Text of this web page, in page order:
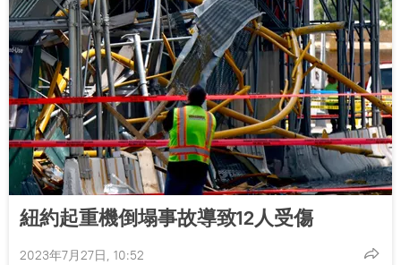
紐約起重機倒塌事故導致12人受傷
2023年7月27日, 10:52